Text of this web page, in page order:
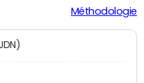
Méthodologie
JDN)